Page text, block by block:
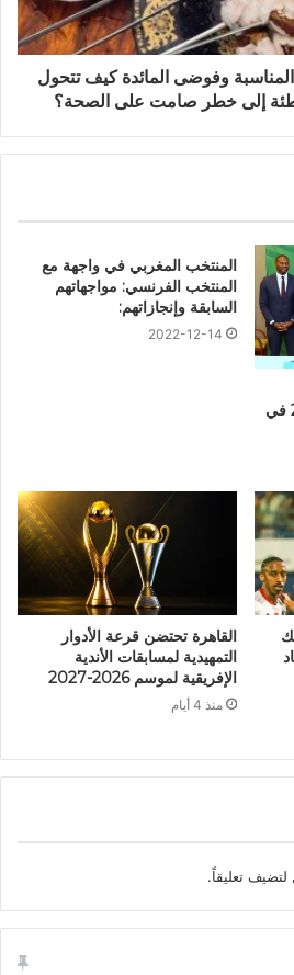
وفوضى المائدة كيف تتحول
إلى خطر صامت على الصحة؟
تحضيرات كأس إفريقيا 2027 في
المنتخب المغربي في واجهة مع
المنتخب الفرنسي: مواجهاتهم
السابقة وإنجازاتهم:
2022-12-14
القاهرة تحتضن قرعة الأدوار
التمهيدية لمسابقات الأندية
الإفريقية لموسم 2026-2027
منذ 4 أيام
لتضيف تعليقاً.